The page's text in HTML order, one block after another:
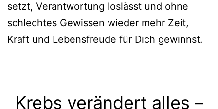
setzt, Verantwortung loslässt und ohne
schlechtes Gewissen wieder mehr Zeit,
Kraft und Lebensfreude für Dich gewinnst.
Krebs verändert alles –